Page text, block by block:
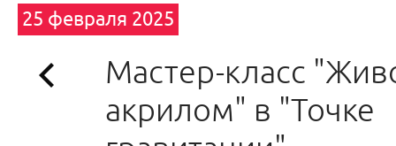
25 февраля 2025
Мастер-класс
акрилом" в "Точке